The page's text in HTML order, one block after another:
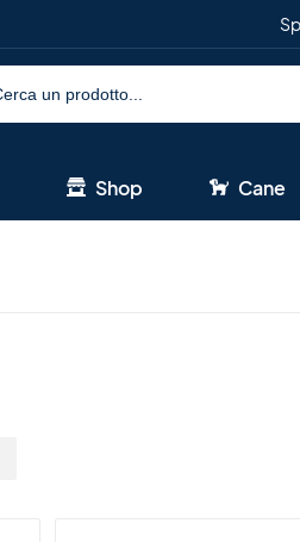
Shop Cane